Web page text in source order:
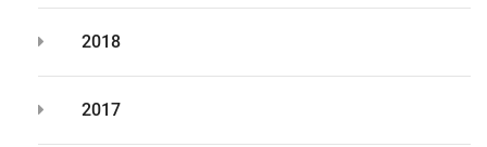
2018
2017